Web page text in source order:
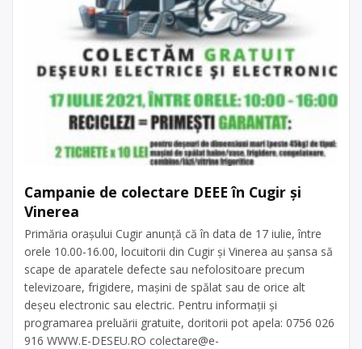
Campanie de colectare DEEE în Cugir și
Vinerea
Primăria orașului Cugir anunță că în data de 17 iulie, între
orele 10.00-16.00, locuitorii din Cugir și Vinerea au șansa să
scape de aparatele defecte sau nefolositoare precum
televizoare, frigidere, mașini de spălat sau de orice alt
deșeu electronic sau electric. Pentru informații și
programarea preluării gratuite, doritorii pot apela: 0756 026
916 WWW.E-DESEU.RO colectare@e-